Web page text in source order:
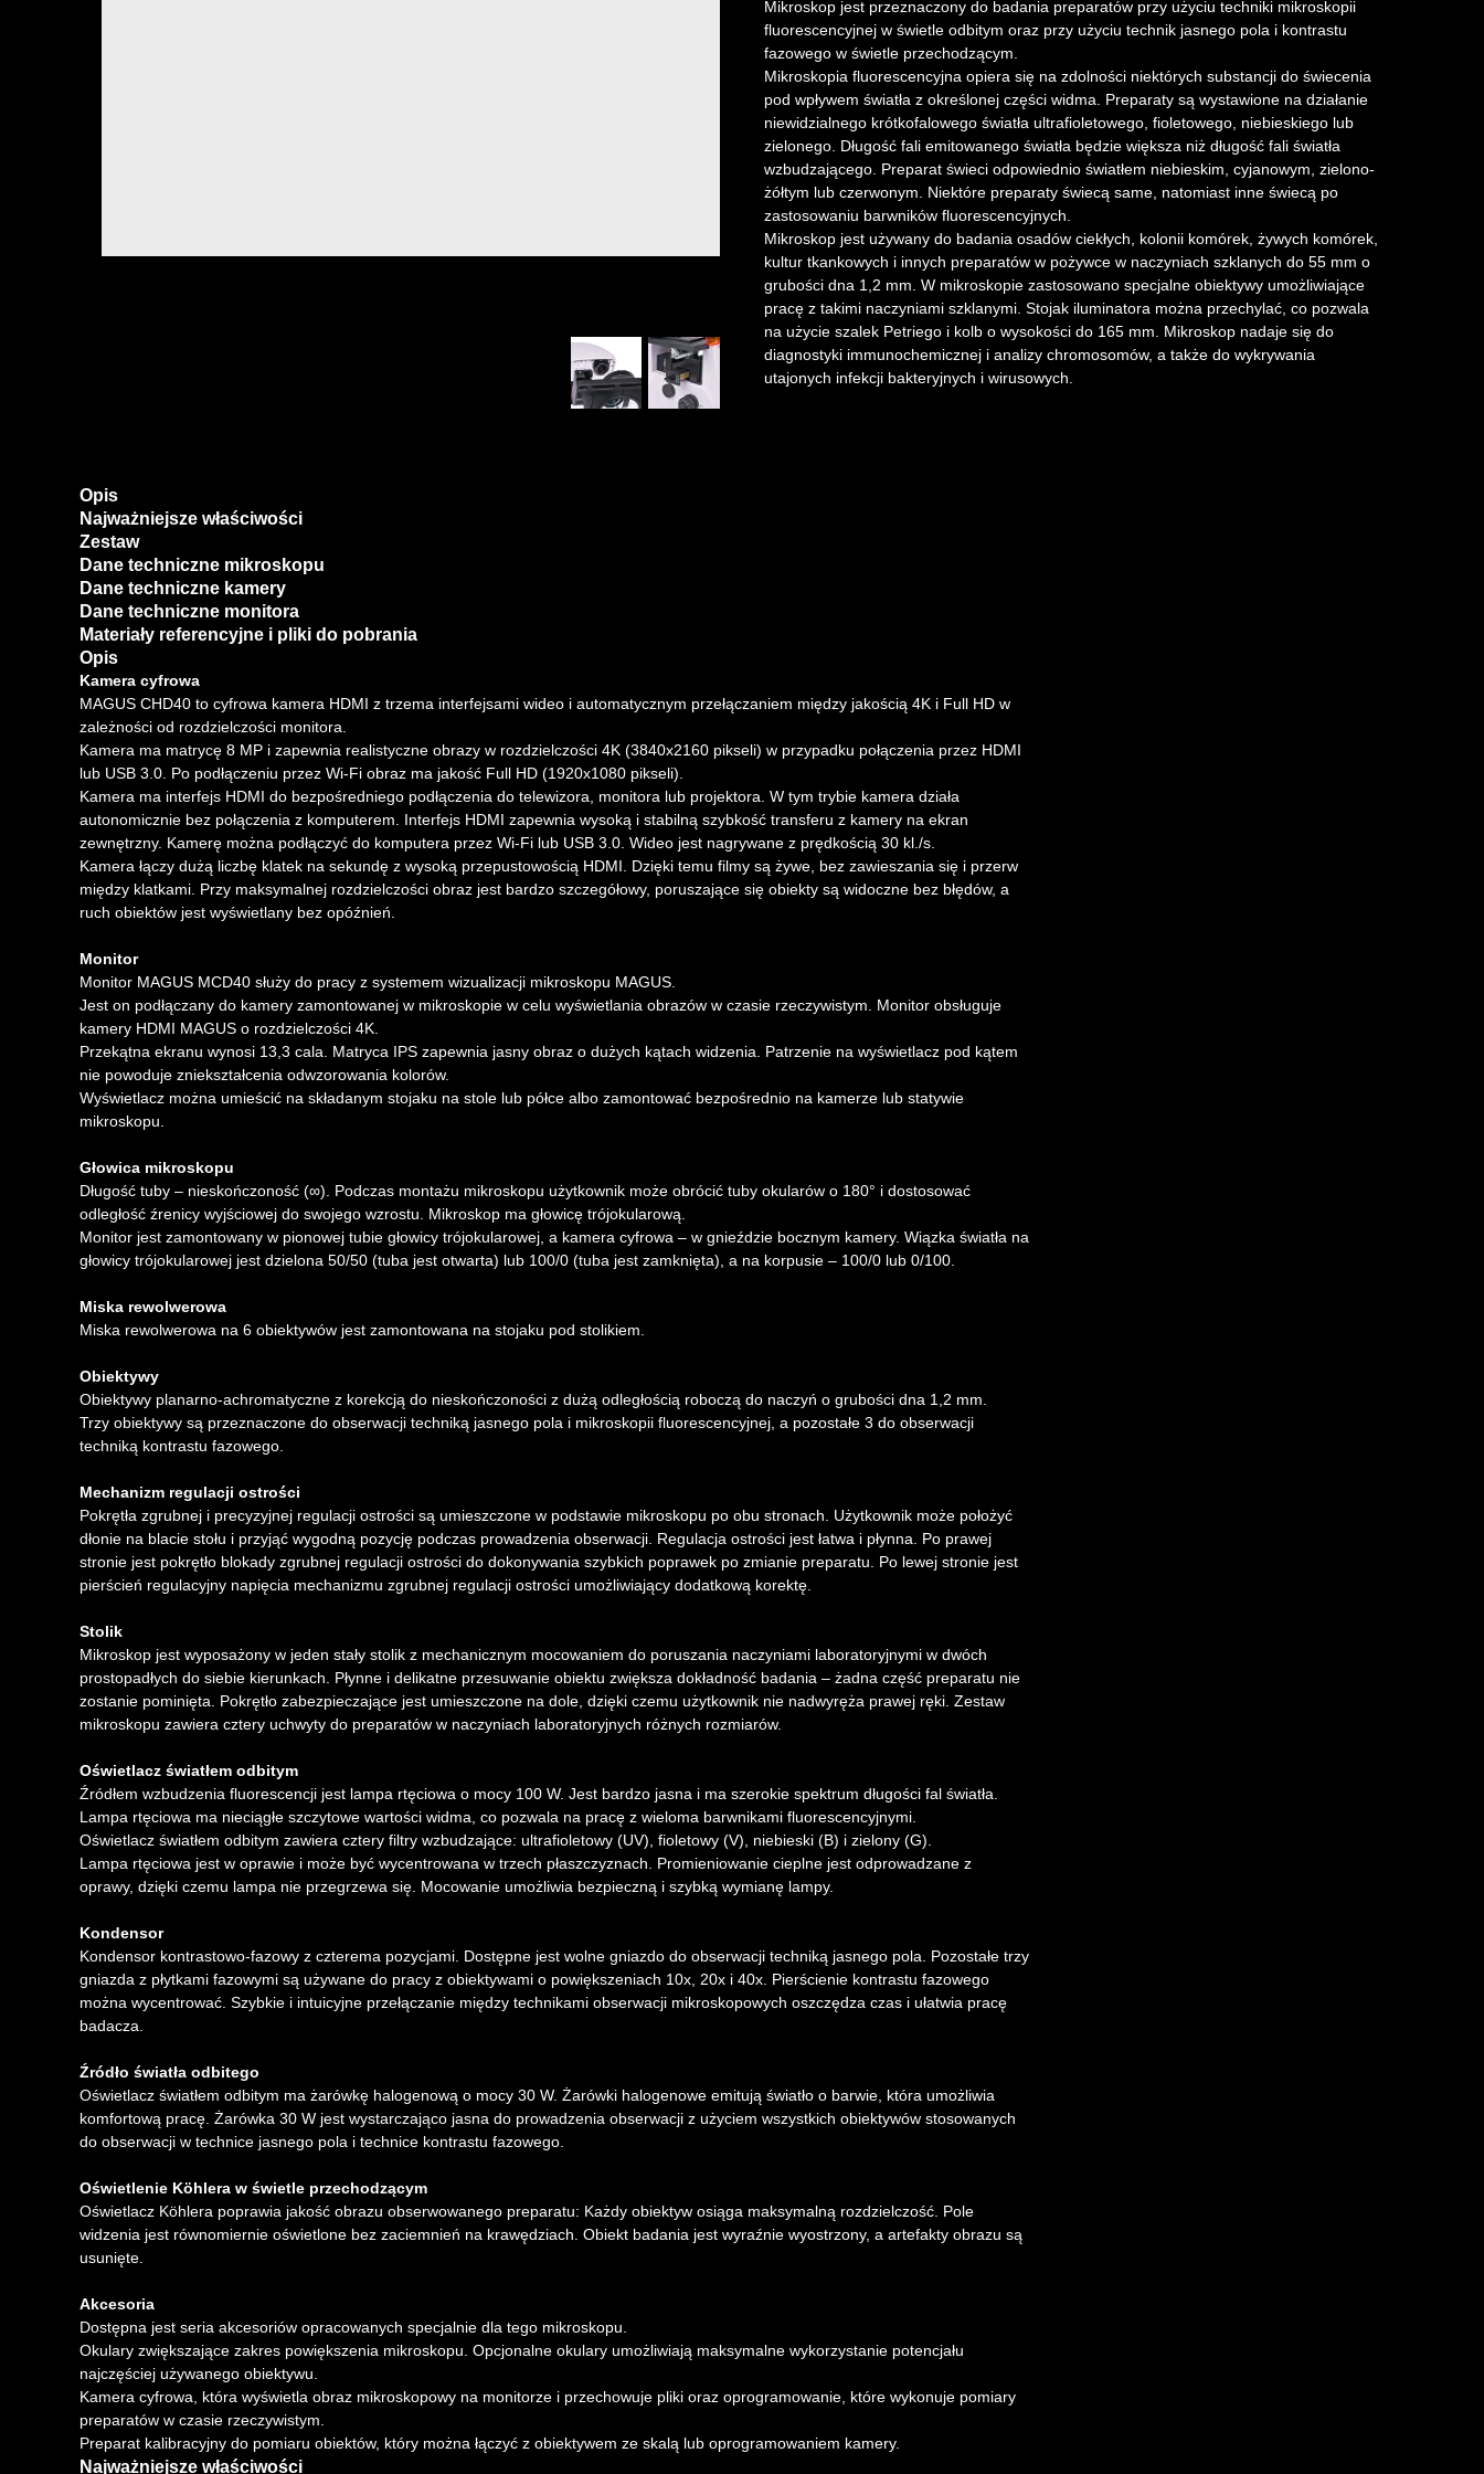
Mikroskop jest przeznaczony do badania preparatów przy użyciu techniki mikroskopii
fluorescencyjnej w świetle odbitym oraz przy użyciu technik jasnego pola i kontrastu
fazowego w świetle przechodzącym.
Mikroskopia fluorescencyjna opiera się na zdolności niektórych substancji do świecenia
pod wpływem światła z określonej części widma. Preparaty są wystawione na działanie
niewidzialnego krótkofalowego światła ultrafioletowego, fioletowego, niebieskiego lub
zielonego. Długość fali emitowanego światła będzie większa niż długość fali światła
wzbudzającego. Preparat świeci odpowiednio światłem niebieskim, cyjanowym, zielono-
żółtym lub czerwonym. Niektóre preparaty świecą same, natomiast inne świecą po
zastosowaniu barwników fluorescencyjnych.
Mikroskop jest używany do badania osadów ciekłych, kolonii komórek, żywych komórek,
kultur tkankowych i innych preparatów w pożywce w naczyniach szklanych do 55 mm o
grubości dna 1,2 mm. W mikroskopie zastosowano specjalne obiektywy umożliwiające
pracę z takimi naczyniami szklanymi. Stojak iluminatora można przechylać, co pozwala
na użycie szalek Petriego i kolb o wysokości do 165 mm. Mikroskop nadaje się do
diagnostyki immunochemicznej i analizy chromosomów, a także do wykrywania
utajonych infekcji bakteryjnych i wirusowych.
Opis
Najważniejsze właściwości
Zestaw
Dane techniczne mikroskopu
Dane techniczne kamery
Dane techniczne monitora
Materiały referencyjne i pliki do pobrania
Opis
Kamera cyfrowa
MAGUS CHD40 to cyfrowa kamera HDMI z trzema interfejsami wideo i automatycznym przełączaniem między jakością 4K i Full HD w
zależności od rozdzielczości monitora.
Kamera ma matrycę 8 MP i zapewnia realistyczne obrazy w rozdzielczości 4K (3840x2160 pikseli) w przypadku połączenia przez HDMI
lub USB 3.0. Po podłączeniu przez Wi-Fi obraz ma jakość Full HD (1920x1080 pikseli).
Kamera ma interfejs HDMI do bezpośredniego podłączenia do telewizora, monitora lub projektora. W tym trybie kamera działa
autonomicznie bez połączenia z komputerem. Interfejs HDMI zapewnia wysoką i stabilną szybkość transferu z kamery na ekran
zewnętrzny. Kamerę można podłączyć do komputera przez Wi-Fi lub USB 3.0. Wideo jest nagrywane z prędkością 30 kl./s.
Kamera łączy dużą liczbę klatek na sekundę z wysoką przepustowością HDMI. Dzięki temu filmy są żywe, bez zawieszania się i przerw
między klatkami. Przy maksymalnej rozdzielczości obraz jest bardzo szczegółowy, poruszające się obiekty są widoczne bez błędów, a
ruch obiektów jest wyświetlany bez opóźnień.
Monitor
Monitor MAGUS MCD40 służy do pracy z systemem wizualizacji mikroskopu MAGUS.
Jest on podłączany do kamery zamontowanej w mikroskopie w celu wyświetlania obrazów w czasie rzeczywistym. Monitor obsługuje
kamery HDMI MAGUS o rozdzielczości 4K.
Przekątna ekranu wynosi 13,3 cala. Matryca IPS zapewnia jasny obraz o dużych kątach widzenia. Patrzenie na wyświetlacz pod kątem
nie powoduje zniekształcenia odwzorowania kolorów.
Wyświetlacz można umieścić na składanym stojaku na stole lub półce albo zamontować bezpośrednio na kamerze lub statywie
mikroskopu.
Głowica mikroskopu
Długość tuby – nieskończoność (∞). Podczas montażu mikroskopu użytkownik może obrócić tuby okularów o 180° i dostosować
odległość źrenicy wyjściowej do swojego wzrostu. Mikroskop ma głowicę trójokularową.
Monitor jest zamontowany w pionowej tubie głowicy trójokularowej, a kamera cyfrowa – w gnieździe bocznym kamery. Wiązka światła na
głowicy trójokularowej jest dzielona 50/50 (tuba jest otwarta) lub 100/0 (tuba jest zamknięta), a na korpusie – 100/0 lub 0/100.
Miska rewolwerowa
Miska rewolwerowa na 6 obiektywów jest zamontowana na stojaku pod stolikiem.
Obiektywy
Obiektywy planarno-achromatyczne z korekcją do nieskończoności z dużą odległością roboczą do naczyń o grubości dna 1,2 mm.
Trzy obiektywy są przeznaczone do obserwacji techniką jasnego pola i mikroskopii fluorescencyjnej, a pozostałe 3 do obserwacji
techniką kontrastu fazowego.
Mechanizm regulacji ostrości
Pokrętła zgrubnej i precyzyjnej regulacji ostrości są umieszczone w podstawie mikroskopu po obu stronach. Użytkownik może położyć
dłonie na blacie stołu i przyjąć wygodną pozycję podczas prowadzenia obserwacji. Regulacja ostrości jest łatwa i płynna. Po prawej
stronie jest pokrętło blokady zgrubnej regulacji ostrości do dokonywania szybkich poprawek po zmianie preparatu. Po lewej stronie jest
pierścień regulacyjny napięcia mechanizmu zgrubnej regulacji ostrości umożliwiający dodatkową korektę.
Stolik
Mikroskop jest wyposażony w jeden stały stolik z mechanicznym mocowaniem do poruszania naczyniami laboratoryjnymi w dwóch
prostopadłych do siebie kierunkach. Płynne i delikatne przesuwanie obiektu zwiększa dokładność badania – żadna część preparatu nie
zostanie pominięta. Pokrętło zabezpieczające jest umieszczone na dole, dzięki czemu użytkownik nie nadwyręża prawej ręki. Zestaw
mikroskopu zawiera cztery uchwyty do preparatów w naczyniach laboratoryjnych różnych rozmiarów.
Oświetlacz światłem odbitym
Źródłem wzbudzenia fluorescencji jest lampa rtęciowa o mocy 100 W. Jest bardzo jasna i ma szerokie spektrum długości fal światła.
Lampa rtęciowa ma nieciągłe szczytowe wartości widma, co pozwala na pracę z wieloma barwnikami fluorescencyjnymi.
Oświetlacz światłem odbitym zawiera cztery filtry wzbudzające: ultrafioletowy (UV), fioletowy (V), niebieski (B) i zielony (G).
Lampa rtęciowa jest w oprawie i może być wycentrowana w trzech płaszczyznach. Promieniowanie cieplne jest odprowadzane z
oprawy, dzięki czemu lampa nie przegrzewa się. Mocowanie umożliwia bezpieczną i szybką wymianę lampy.
Kondensor
Kondensor kontrastowo-fazowy z czterema pozycjami. Dostępne jest wolne gniazdo do obserwacji techniką jasnego pola. Pozostałe trzy
gniazda z płytkami fazowymi są używane do pracy z obiektywami o powiększeniach 10x, 20x i 40x. Pierścienie kontrastu fazowego
można wycentrować. Szybkie i intuicyjne przełączanie między technikami obserwacji mikroskopowych oszczędza czas i ułatwia pracę
badacza.
Źródło światła odbitego
Oświetlacz światłem odbitym ma żarówkę halogenową o mocy 30 W. Żarówki halogenowe emitują światło o barwie, która umożliwia
komfortową pracę. Żarówka 30 W jest wystarczająco jasna do prowadzenia obserwacji z użyciem wszystkich obiektywów stosowanych
do obserwacji w technice jasnego pola i technice kontrastu fazowego.
Oświetlenie Köhlera w świetle przechodzącym
Oświetlacz Köhlera poprawia jakość obrazu obserwowanego preparatu: Każdy obiektyw osiąga maksymalną rozdzielczość. Pole
widzenia jest równomiernie oświetlone bez zaciemnień na krawędziach. Obiekt badania jest wyraźnie wyostrzony, a artefakty obrazu są
usunięte.
Akcesoria
Dostępna jest seria akcesoriów opracowanych specjalnie dla tego mikroskopu.
Okulary zwiększające zakres powiększenia mikroskopu. Opcjonalne okulary umożliwiają maksymalne wykorzystanie potencjału
najczęściej używanego obiektywu.
Kamera cyfrowa, która wyświetla obraz mikroskopowy na monitorze i przechowuje pliki oraz oprogramowanie, które wykonuje pomiary
preparatów w czasie rzeczywistym.
Preparat kalibracyjny do pomiaru obiektów, który można łączyć z obiektywem ze skalą lub oprogramowaniem kamery.
Najważniejsze właściwości